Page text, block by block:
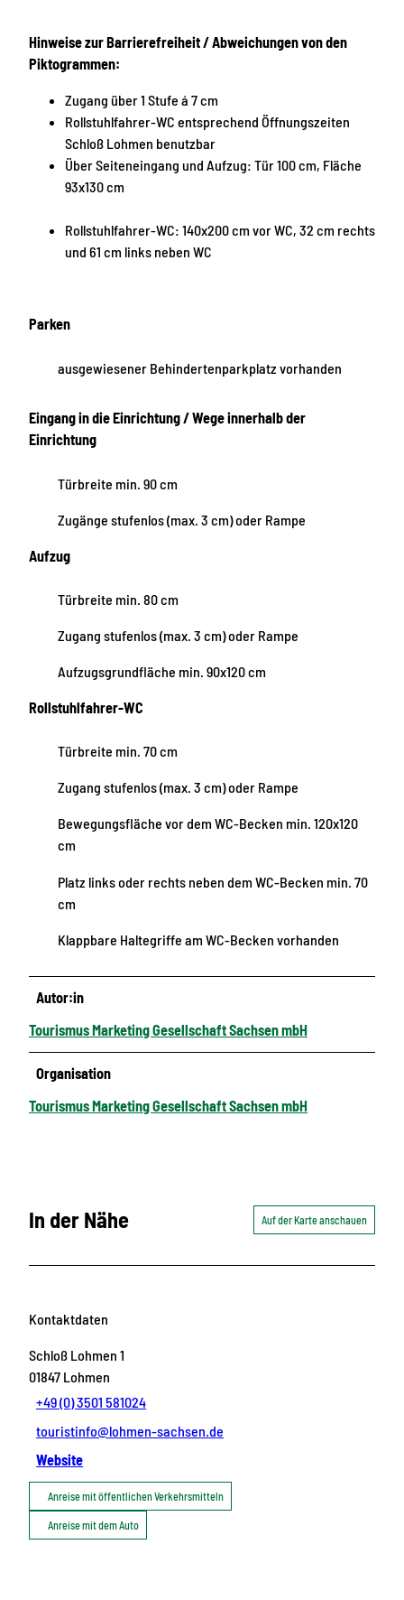
Hinweise zur Barrierefreiheit / Abweichungen von den
Piktogrammen:
Zugang über 1 Stufe á 7 cm
Rollstuhlfahrer-WC entsprechend Öffnungszeiten
Schloß Lohmen benutzbar
Über Seiteneingang und Aufzug: Tür 100 cm, Fläche
93x130 cm
Rollstuhlfahrer-WC: 140x200 cm vor WC, 32 cm rechts
und 61 cm links neben WC
Parken
ausgewiesener Behindertenparkplatz vorhanden
Eingang in die Einrichtung / Wege innerhalb der
Einrichtung
Türbreite min. 90 cm
Zugänge stufenlos (max. 3 cm) oder Rampe
Aufzug
Türbreite min. 80 cm
Zugang stufenlos (max. 3 cm) oder Rampe
Aufzugsgrundfläche min. 90x120 cm
Rollstuhlfahrer-WC
Türbreite min. 70 cm
Zugang stufenlos (max. 3 cm) oder Rampe
Bewegungsfläche vor dem WC-Becken min. 120x120
cm
Platz links oder rechts neben dem WC-Becken min. 70
cm
Klappbare Haltegriffe am WC-Becken vorhanden
Autor:in
Tourismus Marketing Gesellschaft Sachsen mbH
Organisation
Tourismus Marketing Gesellschaft Sachsen mbH
In der Nähe Auf der Karte anschauen
Kontaktdaten
Schloß Lohmen 1
01847 Lohmen
+49 (0) 3501 581024
touristinfo@lohmen-sachsen.de
Website
Anreise mit öffentlichen Verkehrsmitteln
Anreise mit dem Auto